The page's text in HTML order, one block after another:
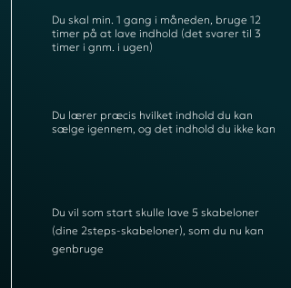
Du skal min. 1 gang i måneden, bruge 12
timer på at lave indhold (det svarer til 3
timer i gnm. i ugen)
Du lærer præcis hvilket indhold du kan
sælge igennem, og det indhold du ikke kan
Du vil som start skulle lave 5 skabeloner
(dine 2steps-skabeloner), som du nu kan
genbruge